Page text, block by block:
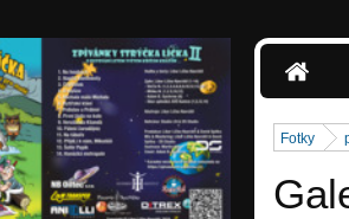
Fotky